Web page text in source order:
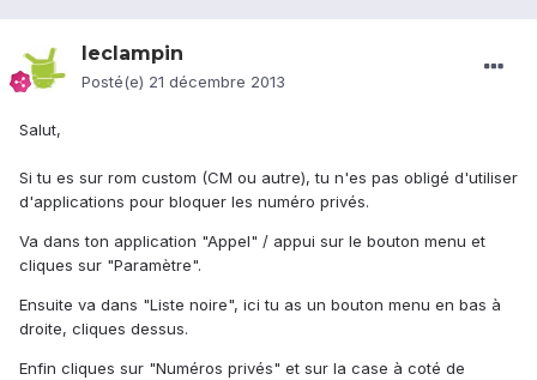
leclampin
Posté(e) 21 décembre 2013
Salut,
Si tu es sur rom custom (CM ou autre), tu n'es pas obligé d'utiliser
d'applications pour bloquer les numéro privés.
Va dans ton application "Appel" / appui sur le bouton menu et
cliques sur "Paramètre".
Ensuite va dans "Liste noire", ici tu as un bouton menu en bas à
droite, cliques dessus.
Enfin cliques sur "Numéros privés" et sur la case à coté de